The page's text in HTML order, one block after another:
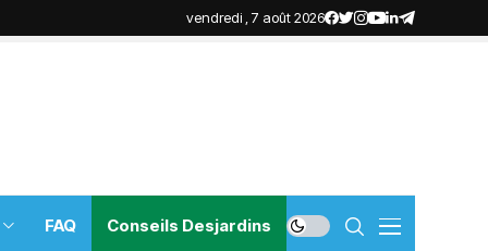
vendredi , 7 août 2026
FAQ Conseils Desjardins